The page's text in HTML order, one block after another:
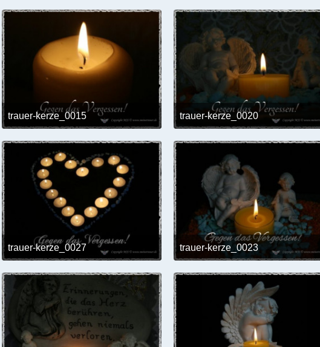
trauer-kerze_0015
24. Mai 2017 um 12:02
trauer-kerze_0020
24. Mai 2017 um
trauer-kerze_0027
24. Mai 2017 um 12:02
trauer-kerze_0023
24. Mai 2017 um